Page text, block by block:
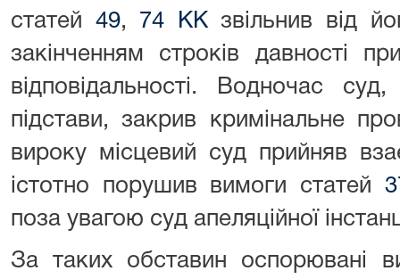
статей 49, 74 ККзвільнив від
закінченням строків давності
відповідальності. Водночас
підстави, закрив кримінальне
вироку місцевий суд прийняв
істотно порушив вимоги статей
поза увагою суд апеляційної
За таких обставин оспорювані